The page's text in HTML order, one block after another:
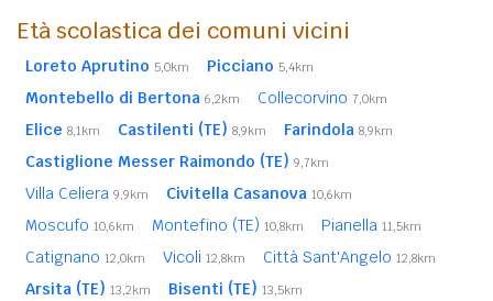
Età scolastica dei comuni vicini
Loreto Aprutino 5,0km Picciano 5,4km
Montebello di Bertona 6,2km Collecorvino 7,0km
Elice 8,1km Castilenti (TE) 8,9km Farindola 8,9km
Castiglione Messer Raimondo (TE) 9,7km
Villa Celiera 9,9km Civitella Casanova 10,6km
Moscufo 10,6km Montefino (TE) 10,8km Pianella 11,5km
Catignano 12,0km Vicoli 12,8km Città Sant'Angelo 12,8km
Arsita (TE) 13,2km Bisenti (TE) 13,5km